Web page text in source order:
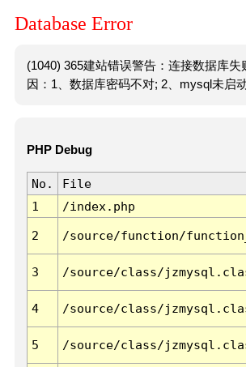
Database Error
(1040) 365建站错误警告：连接数据库失
因：1、数据库密码不对; 2、mysql未启动
PHP Debug
No. File
1
/index.php
2 /source/function/
3 /source/class/
4 /source/class/
5 /source/class/